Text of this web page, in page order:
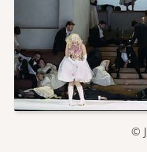
©